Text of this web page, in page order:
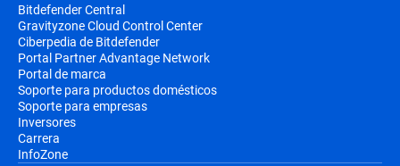
Bitdefender Central
Gravityzone Cloud Control Center
Ciberpedia de Bitdefender
Portal Partner Advantage Network
Portal de marca
Soporte para productos domésticos
Soporte para empresas
Inversores
Carrera
InfoZone